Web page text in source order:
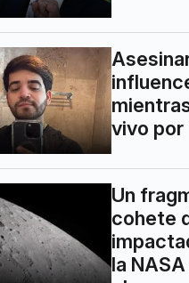
vivo por
Un
cohete
la